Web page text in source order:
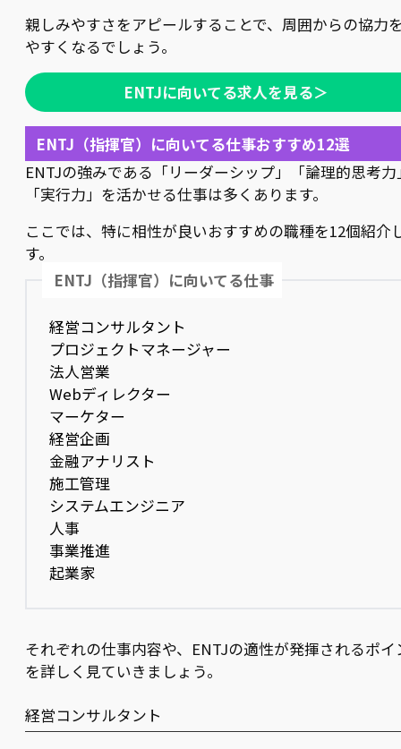
親しみやすさをアピールすることで、周囲からの協力
やすくなるでしょう。
ENTJに向いてる求人を見る＞
ENTJ（指揮官）に向いてる仕事おすすめ12選
ENTJの強みである「リーダーシップ」「論理的思考力
「実行力」を活かせる仕事は多くあります。
ここでは、特に相性が良いおすすめの職種を12個紹介
す。
ENTJ（指揮官）に向いてる仕事
経営コンサルタント
プロジェクトマネージャー
法人営業
Webディレクター
マーケター
経営企画
金融アナリスト
施工管理
システムエンジニア
人事
事業推進
起業家
それぞれの仕事内容や、ENTJの適性が発揮されるポイ
を詳しく見ていきましょう。
経営コンサルタント